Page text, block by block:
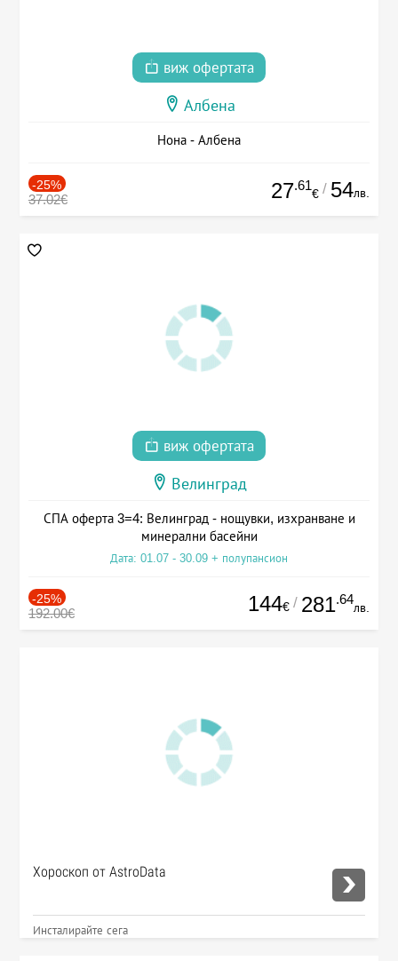
виж офертата
Албена
Нона - Албена
-25%
37.02€ 27.61
€ / 54лв.
виж офертата
Велинград
СПА оферта 3=4: Велинград - нощувки, изхранване и
минерални басейни
Дата: 01.07 - 30.09 + полупансион
-25%
192.00€ 144€ / 281.64
лв.
Хороскоп от AstroData
Инсталирайте сега